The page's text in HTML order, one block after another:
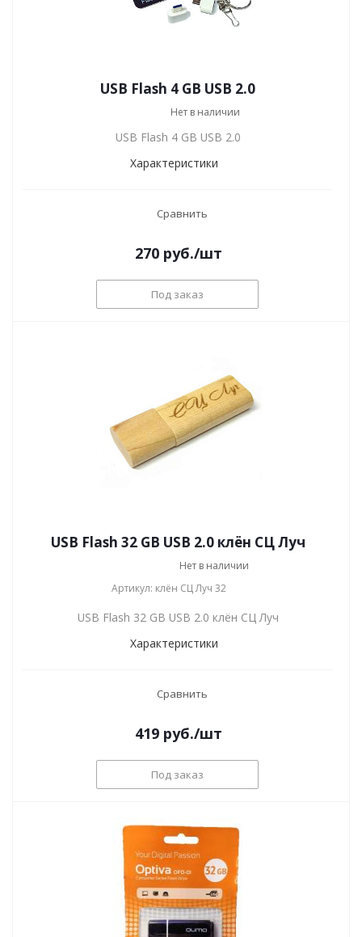
USB Flash 4 GB USB 2.0
Нет в наличии
USB Flash 4 GB USB 2.0
Характеристики
Сравнить
270руб./шт
Под заказ
USB Flash 32 GB USB 2.0 клён СЦ Луч
Нет в наличии
Артикул: клён СЦ Луч 32
USB Flash 32 GB USB 2.0 клён СЦ Луч
Характеристики
Сравнить
419руб./шт
Под заказ